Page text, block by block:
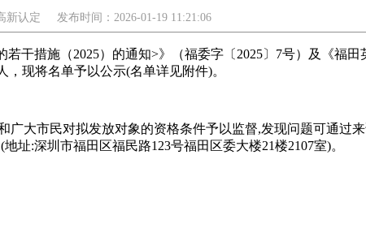
新认定 发布时间：2026-01-19 11:21:06
干措施（2025）的通知>》（福委字〔2025〕7号）及《福
现将名单予以公示(名单详见附件)。
广大市民对拟发放对象的资格条件予以监督,发现问题可通过
:深圳市福田区福民路123号福田区委大楼21楼2107室)。